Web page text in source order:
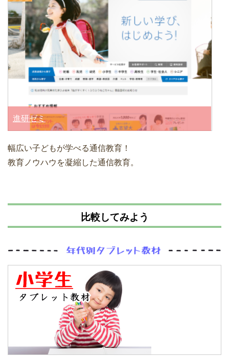
進研ゼミ
幅広い子どもが学べる通信教育！
教育ノウハウを凝縮した通信教育。
比較してみよう